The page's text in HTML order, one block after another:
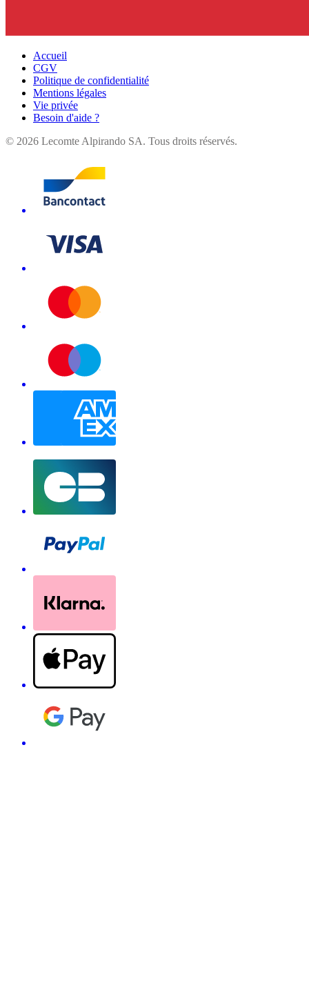
Accueil
CGV
Politique de confidentialité
Mentions légales
Vie privée
Besoin d'aide ?
© 2026 Lecomte Alpirando SA. Tous droits réservés.